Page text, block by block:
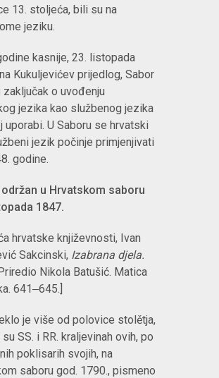
13. stoljeća, bili su na
jeziku.
kasnije, 23. listopada
Kukuljevićev prijedlog, Sabor
o uvođenju
jezika kao službenog jezika
uporabi. U Saboru se hrvatski
jezik počinje primjenjivati
godine.
u Hrvatskom saboru
1847.
hrvatske književnosti, Ivan
Sakcinski, Izabrana djela.
Nikola Batušić. Matica
641‒645.]
je više od polovice stolětja,
SS. i RR. kraljevinah ovih, po
poklisarih svojih, na
saboru god. 1790., pismeno